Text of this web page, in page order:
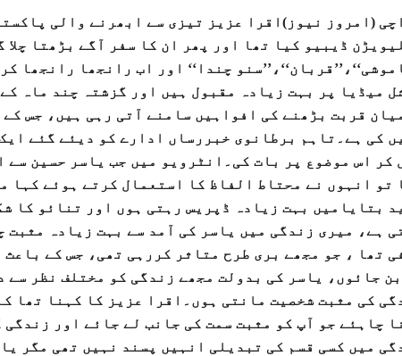
ڈیبیو کیا تھا اور پھر ان کا سفر آگے بڑھتا
میڈیا پر بہت زیادہ مقبول ہیں اور گزشتہ چند ماہ
قربت بڑھنے کی افواہیں سامنے آتی رہی ہیں، جس
کی ہے۔تاہم برطانوی خبررساں ادارے کو دیئے گئے
کر اس موضوع پر بات کی۔انٹرویو میں جب یاسر حسین سے
تو انہوں نے محتاط الفاظ کا استعمال کرتے ہوئے کہا
بتایامیں بہت زیادہ ڈپریس رہتی ہوں اور تنائو کا
ہے، میری زندگی میں یاسر کی آمد سے بہت زیادہ
تھا ، جو مجھے بری طرح متاثر کررہی تھی، جس کے
بن جائوں، یاسر کی بدولت مجھے زندگی کو مختلف نظر
کی مثبت شخصیت مانتی ہوں۔اقرا عزیز کا کہنا تھا
چاہئے جو آپ کو مثبت سمت کی جانب لے جائے اور
میں کسی قسم کی تبدیلی انہیں پسند نہیں تھی مگر